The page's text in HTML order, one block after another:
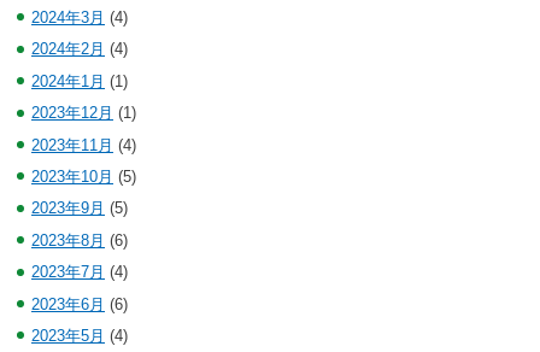
2024年3月 (4)
2024年2月 (4)
2024年1月 (1)
2023年12月 (1)
2023年11月 (4)
2023年10月 (5)
2023年9月 (5)
2023年8月 (6)
2023年7月 (4)
2023年6月 (6)
2023年5月 (4)